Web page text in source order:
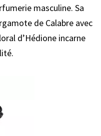
masculine. Sa
de Calabre avec
d’Hédione incarne